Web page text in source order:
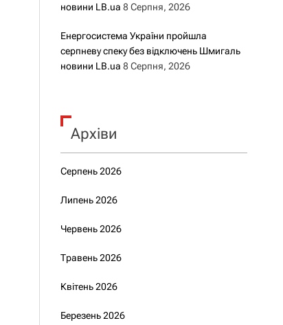
новини LB.ua 8 Серпня, 2026
Енергосистема України пройшла
серпневу спеку без відключень Шмигаль
новини LB.ua 8 Серпня, 2026
Архіви
Серпень 2026
Липень 2026
Червень 2026
Травень 2026
Квітень 2026
Березень 2026